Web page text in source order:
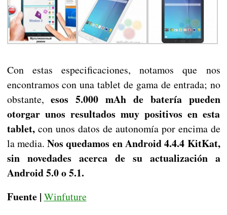
Con estas especificaciones, notamos que nos
encontramos con una tablet de gama de entrada; no
obstante,esos 5.000 mAh de batería pueden
otorgar unos resultados muy positivos en esta
tablet,con unos datos de autonomía por encima de
la media.Nos quedamos en Android 4.4.4 KitKat,
sin novedades acerca de su actualización a
Android 5.0 o 5.1.
Fuente | Winfuture